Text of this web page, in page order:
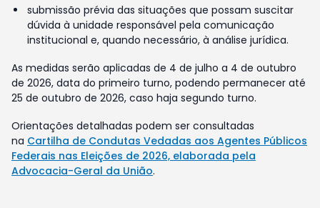
submissão prévia das situações que possam suscitar
dúvida à unidade responsável pela comunicação
institucional e, quando necessário, à análise jurídica.
As medidas serão aplicadas de 4 de julho a 4 de outubro
de 2026, data do primeiro turno, podendo permanecer até
25 de outubro de 2026, caso haja segundo turno.
Orientações detalhadas podem ser consultadas
na Cartilha de Condutas Vedadas aos Agentes Públicos
Federais nas Eleições de 2026, elaborada pela
Advocacia-Geral da União.